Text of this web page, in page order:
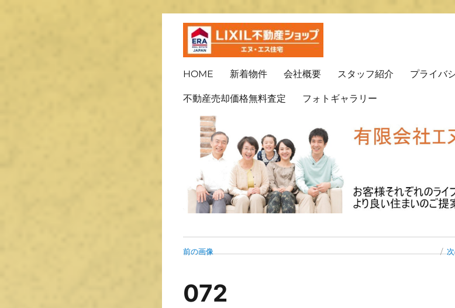
長崎の不動産はエヌ・エス住宅で！
HOME 新着物件 会社概要 スタッフ紹介 プライバ
不動産売却価格無料査定 フォトギャラリー
前の画像
072